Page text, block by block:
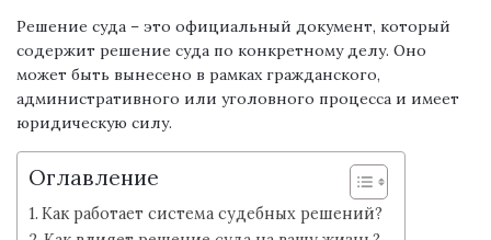
Решение суда – это официальный документ, который
содержит решение суда по конкретному делу. Оно
может быть вынесено в рамках гражданского,
административного или уголовного процесса и имеет
юридическую силу.
Оглавление
Как работает система судебных решений?